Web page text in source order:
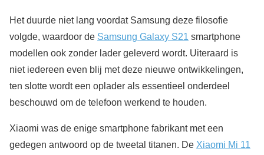
Het duurde niet lang voordat Samsung deze filosofie
volgde, waardoor de Samsung Galaxy S21 smartphone
modellen ook zonder lader geleverd wordt. Uiteraard is
niet iedereen even blij met deze nieuwe ontwikkelingen,
ten slotte wordt een oplader als essentieel onderdeel
beschouwd om de telefoon werkend te houden.
Xiaomi was de enige smartphone fabrikant met een
gedegen antwoord op de tweetal titanen. De Xiaomi Mi 11